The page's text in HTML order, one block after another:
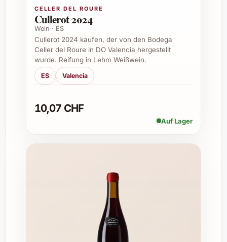
Empfohlene Anlässe zum Genießen und
Verschenken
Die Cuvée Magali 2024 eignet sich
hervorragend für unterschiedlichste
Gelegenheiten. Ob als Geschenk oder zum
Moment zu etwas Besonderem.
Private Feiern und Familienessen
Firmenevents und geschäftliche
Einsatzmöglichkeiten und Tipps
CELLER DEL ROURE
Cullerot 2024
Wein · ES
Cullerot 2024 kaufen, der von den Bodega
Celler del Roure in DO Valencia hergestellt
wurde. Reifung in Lehm Weißwein.
ES Valencia
10,07 CHF
Auf Lager